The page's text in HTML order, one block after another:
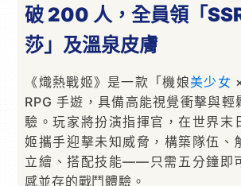
破 200 人，全員領「
莎」及溫泉皮膚
《熾熱戰姬》是一款「機娘美少女
RPG 手遊，具備高能視覺衝擊與輕
驗。玩家將扮演指揮官，在世界末
姬攜手迎擊未知威脅，構築隊伍、
立繪、搭配技能——只需五分鐘即
感並存的戰鬥體驗。